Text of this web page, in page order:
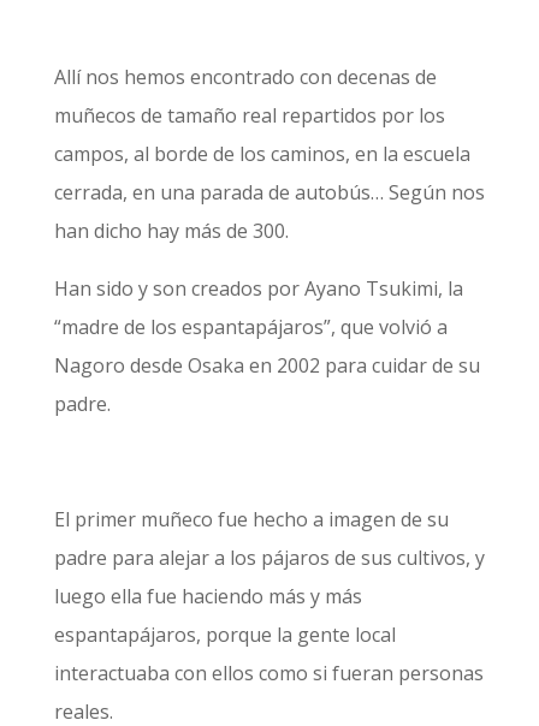
Allí nos hemos encontrado con decenas de
muñecos de tamaño real repartidos por los
campos, al borde de los caminos, en la escuela
cerrada, en una parada de autobús… Según nos
han dicho hay más de 300.
Han sido y son creados por Ayano Tsukimi, la
“madre de los espantapájaros”, que volvió a
Nagoro desde Osaka en 2002 para cuidar de su
padre.
El primer muñeco fue hecho a imagen de su
padre para alejar a los pájaros de sus cultivos, y
luego ella fue haciendo más y más
espantapájaros, porque la gente local
interactuaba con ellos como si fueran personas
reales.